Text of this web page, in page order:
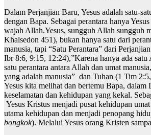
Dalam Perjanjian Baru, Yesus adalah satu-
dengan Bapa. Sebagai perantara hanya
wajah Allah.Yesus, sungguh Allah sungguh
Khalsedon 451), bukan hanya satu dari
manusia, tapi “Satu Perantara” dari
Ibr 8:6, 9:15, 12:24),”Karena hanya ada satu
satu perantara antara Allah dan umat
yang adalah manusia” dan Tuhan (1 Tim
Yesus kita melihat dan bertemu Bapa, dalam
keselamatan dan kehidupan yang kekal.
Yesus Kristus menjadi pusat kehidupan
utama kehidupan dan menjadi penopang
bongkok). Melalui Yesus orang Kristen